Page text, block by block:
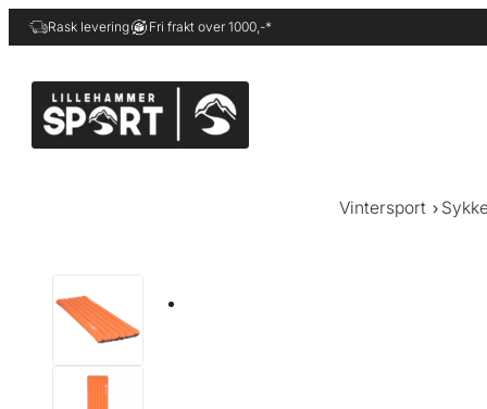
Hopp
til
Rask levering Fri frakt over 1000,-*
Vintersport